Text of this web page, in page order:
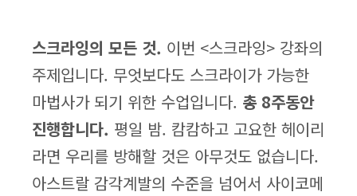
스크라잉의 모든 것. 이번 <스크라잉> 강좌의
주제입니다. 무엇보다도 스크라이가 가능한
마법사가 되기 위한 수업입니다. 총 8주동안
진행합니다. 평일 밤. 캄캄하고 고요한 헤이리
라면 우리를 방해할 것은 아무것도 없습니다.
아스트랄 감각계발의 수준을 넘어서 사이코메